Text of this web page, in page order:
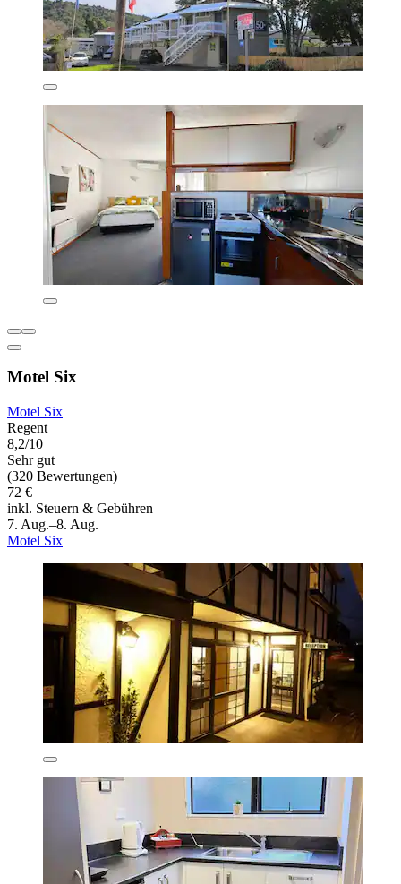
Motel Six
Motel Six
Regent
8,2/10
Sehr gut
(320 Bewertungen)
72 €
inkl. Steuern & Gebühren
7. Aug.–8. Aug.
Motel Six